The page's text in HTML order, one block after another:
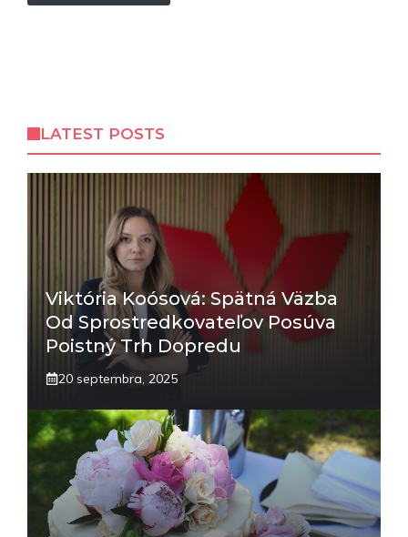
LATEST POSTS
Viktória Koósová: Spätná Väzba
Od Sprostredkovateľov Posúva
Poistný Trh Dopredu
20 septembra, 2025